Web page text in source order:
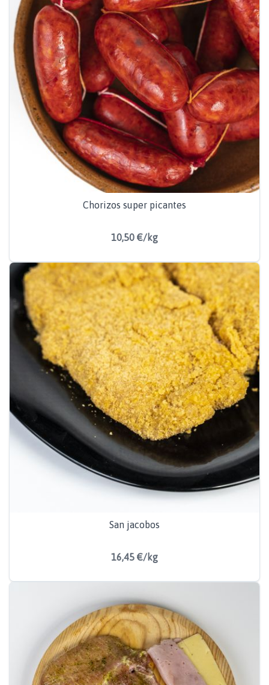
Chorizos super picantes
10,50 €/kg
San jacobos
16,45 €/kg